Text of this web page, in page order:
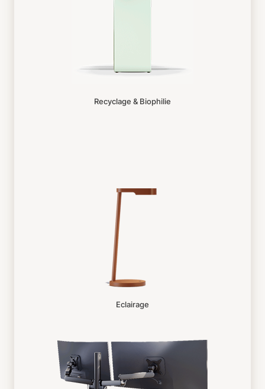
Recyclage & Biophilie
Eclairage